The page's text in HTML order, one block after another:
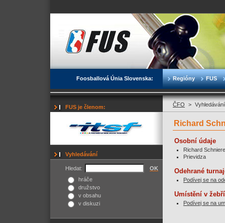
Foosballová Únia Slovenska: Regióny FUS
FUS je členom:
Vyhledávání
Hledat:
OK
hráče
družstvo
v obsahu
v diskuzi
ČFO >
Richard
Osobní údaje
Richard
Prievidza
Odehrané
Podívej se na
Umístění v
Podívej se na